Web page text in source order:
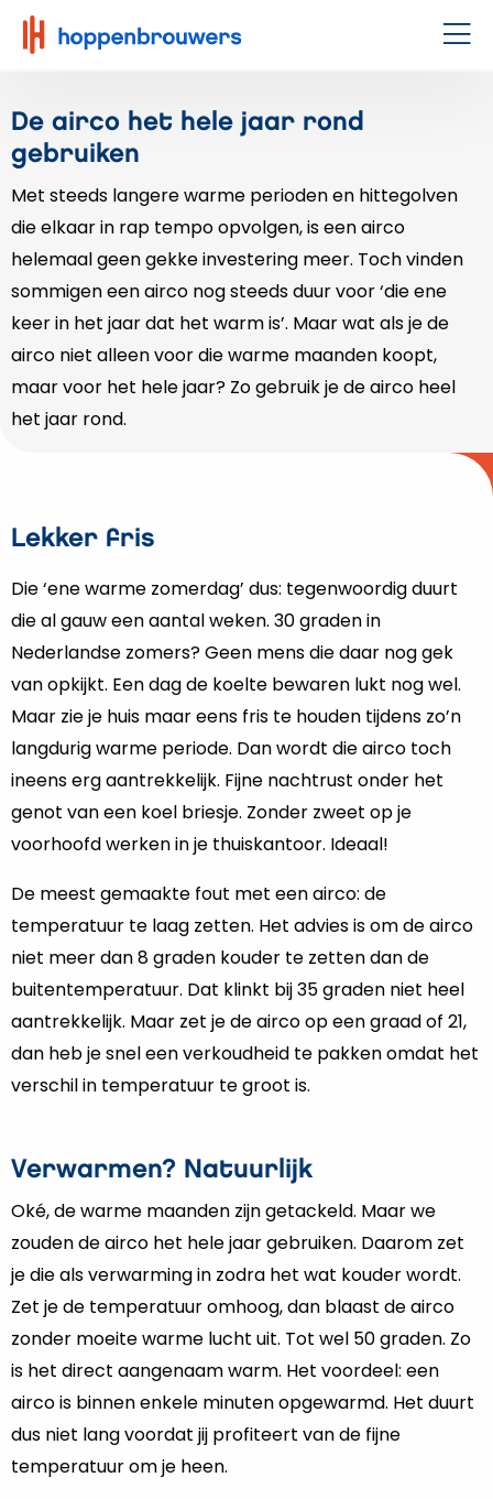
Hoppenbrouwers
|
techniek
leeft
De airco het hele jaar rond
gebruiken
Met steeds langere warme perioden en hittegolven
die elkaar in rap tempo opvolgen, is een airco
helemaal geen gekke investering meer. Toch vinden
sommigen een airco nog steeds duur voor ‘die ene
keer in het jaar dat het warm is’. Maar wat als je de
airco niet alleen voor die warme maanden koopt,
maar voor het hele jaar? Zo gebruik je de airco heel
het jaar rond.
Lekker fris
Die ‘ene warme zomerdag’ dus: tegenwoordig duurt
die al gauw een aantal weken. 30 graden in
Nederlandse zomers? Geen mens die daar nog gek
van opkijkt. Een dag de koelte bewaren lukt nog wel.
Maar zie je huis maar eens fris te houden tijdens zo’n
langdurig warme periode. Dan wordt die airco toch
ineens erg aantrekkelijk. Fijne nachtrust onder het
genot van een koel briesje. Zonder zweet op je
voorhoofd werken in je thuiskantoor. Ideaal!
De meest gemaakte fout met een airco: de
temperatuur te laag zetten. Het advies is om de airco
niet meer dan 8 graden kouder te zetten dan de
buitentemperatuur. Dat klinkt bij 35 graden niet heel
aantrekkelijk. Maar zet je de airco op een graad of 21,
dan heb je snel een verkoudheid te pakken omdat het
verschil in temperatuur te groot is.
Verwarmen? Natuurlijk
Oké, de warme maanden zijn getackeld. Maar we
zouden de airco het hele jaar gebruiken. Daarom zet
je die als verwarming in zodra het wat kouder wordt.
Zet je de temperatuur omhoog, dan blaast de airco
zonder moeite warme lucht uit. Tot wel 50 graden. Zo
is het direct aangenaam warm. Het voordeel: een
airco is binnen enkele minuten opgewarmd. Het duurt
dus niet lang voordat jij profiteert van de fijne
temperatuur om je heen.